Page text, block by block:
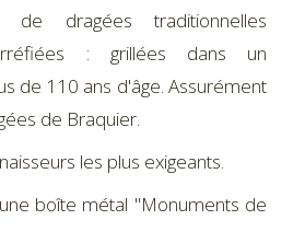
de dragées traditionnelles
: grillées dans un
de 110 ans d'âge. Assurément
de Braquier.
les plus exigeants.
boîte métal "Monuments de